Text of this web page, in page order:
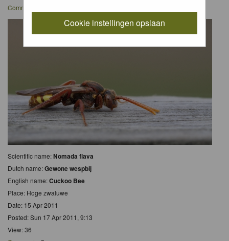
Cookie instellingen opslaan
Comments
Scientific name:Nomada flava
Dutch name:Gewone wespbij
English name:Cuckoo Bee
Place: Hoge zwaluwe
Date: 15 Apr 2011
Posted: Sun 17 Apr 2011, 9:13
View: 36